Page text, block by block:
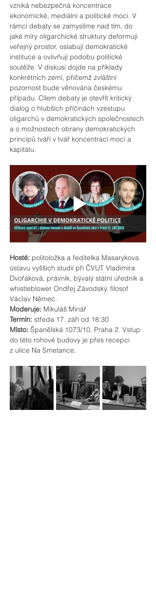
vzniká nebezpečná koncentrace
ekonomické, mediální a politické moci. V
rámci debaty se zamyslíme nad tím, do
jaké míry oligarchické struktury deformují
veřejný prostor, oslabují demokratické
instituce a ovlivňují podobu politické
soutěže. V diskusi dojde na příklady
konkrétních zemí, přičemž zvláštní
pozornost bude věnována českému
případu. Cílem debaty je otevřít kritický
dialog o hlubších příčinách vzestupu
oligarchů v demokratických společnostech
a o možnostech obrany demokratických
principů tváří v tvář koncentraci moci a
kapitálu.
Hosté: politoložka a ředitelka Masarykova
ústavu vyšších studií při ČVUT Vladimíra
Dvořáková, právník, bývalý státní úředník a
whistleblower Ondřej Závodský, filosof
Václav Němec.
Moderuje: Mikuláš Minář
Termín: středa 17. září od 18:30
Místo: Španělská 1073/10, Praha 2. Vstup
do této rohové budovy je přes recepci
z ulice Na Smetance.